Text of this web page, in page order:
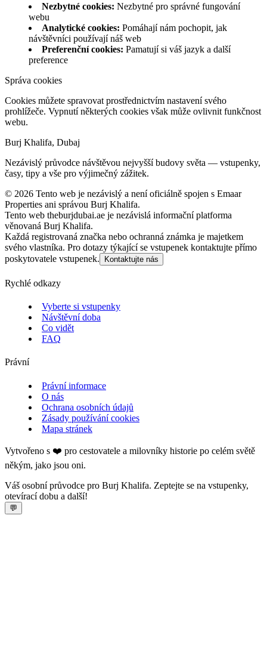
Nezbytné cookies: Nezbytné pro správné fungování
webu
Analytické cookies: Pomáhají nám pochopit, jak
návštěvníci používají náš web
Preferenční cookies: Pamatují si váš jazyk a další
preference
Správa cookies
Cookies můžete spravovat prostřednictvím nastavení svého
prohlížeče. Vypnutí některých cookies však může ovlivnit funkčnost
webu.
Burj Khalifa, Dubaj
Nezávislý průvodce návštěvou nejvyšší budovy světa — vstupenky,
časy, tipy a vše pro výjimečný zážitek.
© 2026 Tento web je nezávislý a není oficiálně spojen s Emaar
Properties ani správou Burj Khalifa.
Tento web theburjdubai.ae je nezávislá informační platforma
věnovaná Burj Khalifa.
Každá registrovaná značka nebo ochranná známka je majetkem
svého vlastníka. Pro dotazy týkající se vstupenek kontaktujte přímo
poskytovatele vstupenek.
Kontaktujte nás
Rychlé odkazy
Vyberte si vstupenky
Návštěvní doba
Co vidět
FAQ
Právní
Právní informace
O nás
Ochrana osobních údajů
Zásady používání cookies
Mapa stránek
Vytvořeno s ❤️ pro cestovatele a milovníky historie po celém světě
někým, jako jsou oni.
Váš osobní průvodce pro Burj Khalifa. Zeptejte se na vstupenky,
otevírací dobu a další!
💬